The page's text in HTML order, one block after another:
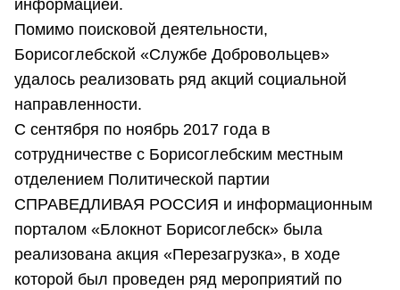
информацией.
Помимо поисковой деятельности,
Борисоглебской «Службе Добровольцев»
удалось реализовать ряд акций социальной
направленности.
С сентября по ноябрь 2017 года в
сотрудничестве с Борисоглебским местным
отделением Политической партии
СПРАВЕДЛИВАЯ РОССИЯ и информационным
порталом «Блокнот Борисоглебск» была
реализована акция «Перезагрузка», в ходе
которой был проведен ряд мероприятий по